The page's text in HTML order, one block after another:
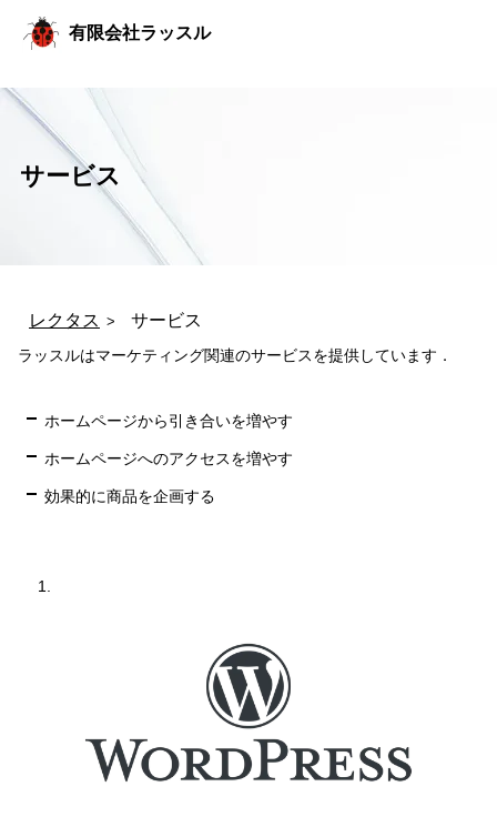
ツ
有限会社ラッスル
サービス
レクタス サービス
ラッスルはマーケティング関連のサービスを提供しています．
ホームページから引き合いを増やす
ホームページへのアクセスを増やす
効果的に商品を企画する